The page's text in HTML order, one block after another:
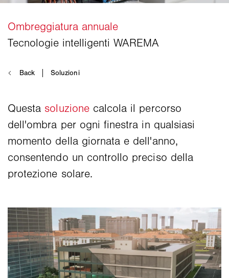
Questa soluzionecalcola il percorso
dell'ombra per ogni finestra in qualsiasi
momento della giornata e dell'anno,
consentendo un controllo preciso della
protezione solare.